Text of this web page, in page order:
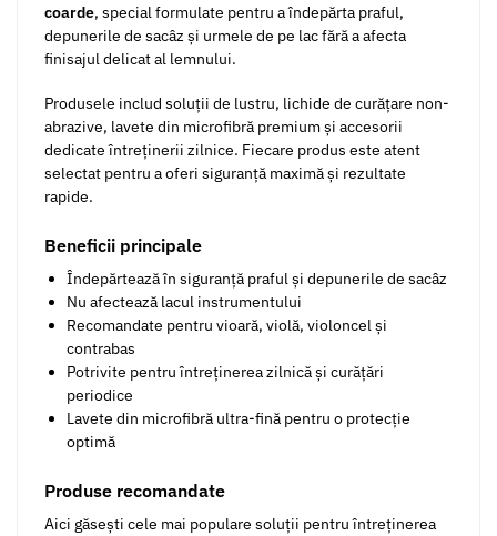
coarde, special formulate pentru a îndepărta praful,
depunerile de sacâz și urmele de pe lac fără a afecta
finisajul delicat al lemnului.
Produsele includ soluții de lustru, lichide de curățare non-
abrazive, lavete din microfibră premium și accesorii
dedicate întreținerii zilnice. Fiecare produs este atent
selectat pentru a oferi siguranță maximă și rezultate
rapide.
Beneficii principale
Îndepărtează în siguranță praful și depunerile de sacâz
Nu afectează lacul instrumentului
Recomandate pentru vioară, violă, violoncel și
contrabas
Potrivite pentru întreținerea zilnică și curățări
periodice
Lavete din microfibră ultra-fină pentru o protecție
optimă
Produse recomandate
Aici găsești cele mai populare soluții pentru întreținerea